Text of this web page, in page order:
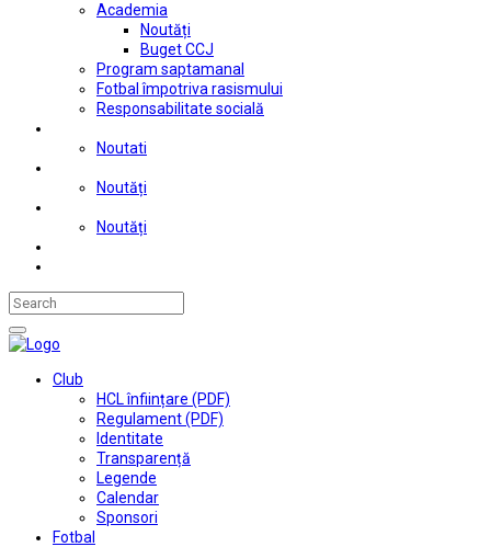
Academia
Noutăți
Buget CCJ
Program saptamanal
Fotbal împotriva rasismului
Responsabilitate socială
Noutati
Noutăți
Noutăți
Club
HCL înființare (PDF)
Regulament (PDF)
Identitate
Transparență
Legende
Calendar
Sponsori
Fotbal